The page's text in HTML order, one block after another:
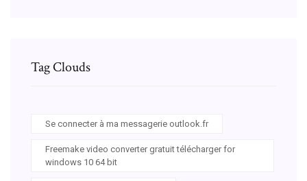
Tag Clouds
Se connecter à ma messagerie outlook.fr
Freemake video converter gratuit télécharger for
windows 10 64 bit